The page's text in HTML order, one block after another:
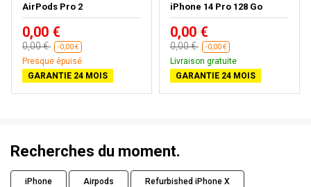
AirPods Pro 2
0,00 €
0,00 € -0,00 €
Presque épuisé
GARANTIE 24 MOIS
iPhone 14 Pro 128 Go
0,00 €
0,00 € -0,00 €
Livraison gratuite
GARANTIE 24 MOIS
Recherches du moment.
iPhone Airpods Refurbished iPhone X